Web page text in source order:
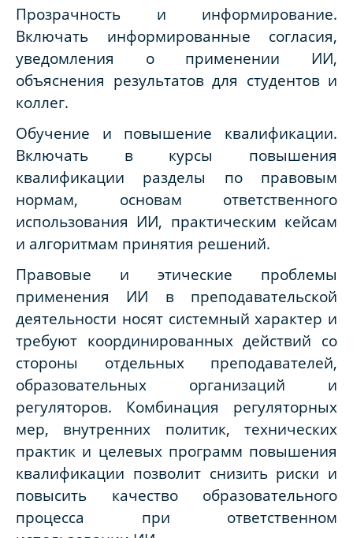
Прозрачность и информирование.
Включать информированные согласия,
уведомления о применении ИИ,
объяснения результатов для студентов и
коллег.
Обучение и повышение квалификации.
Включать в курсы повышения
квалификации разделы по правовым
нормам, основам ответственного
использования ИИ, практическим кейсам
и алгоритмам принятия решений.
Правовые и этические проблемы
применения ИИ в преподавательской
деятельности носят системный характер и
требуют координированных действий со
стороны отдельных преподавателей,
образовательных организаций и
регуляторов. Комбинация регуляторных
мер, внутренних политик, технических
практик и целевых программ повышения
квалификации позволит снизить риски и
повысить качество образовательного
процесса при ответственном